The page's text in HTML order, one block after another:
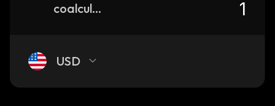
coalculus
USD